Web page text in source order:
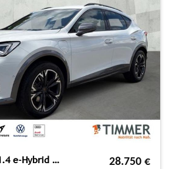
CUPRA Formentor 1.4 e-Hybrid 150KW (204PS) DSG*AHK*NAV 28.750 €